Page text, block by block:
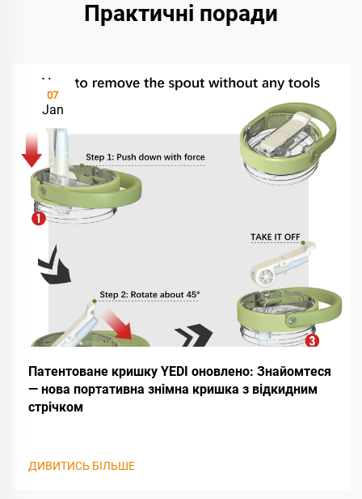
Практичні поради
07
Jan
Патентоване кришку YEDI оновлено: Знайомтеся
— нова портативна знімна кришка з відкидним
стрічком
ДИВИТИСЬ БІЛЬШЕ